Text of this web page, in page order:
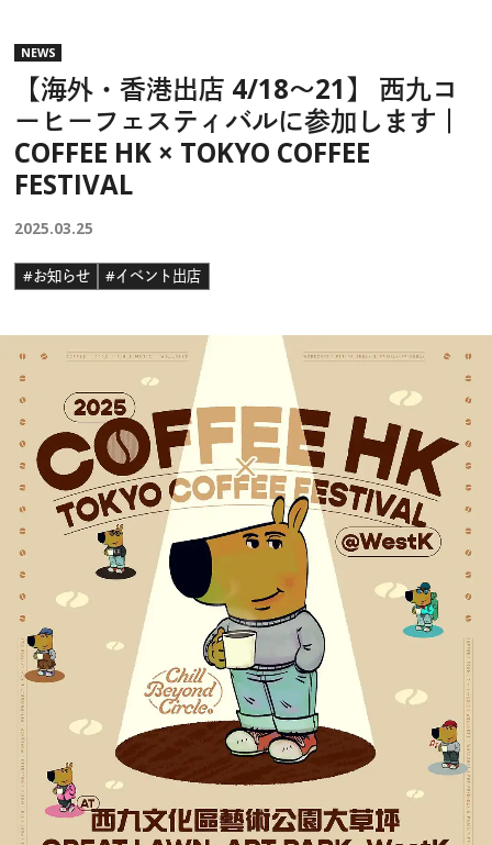
NEWS
【海外・香港出店 4/18〜21】 西九コ
ーヒーフェスティバルに参加します｜
COFFEE HK × TOKYO COFFEE
FESTIVAL
2025.03.25
#お知らせ #イベント出店